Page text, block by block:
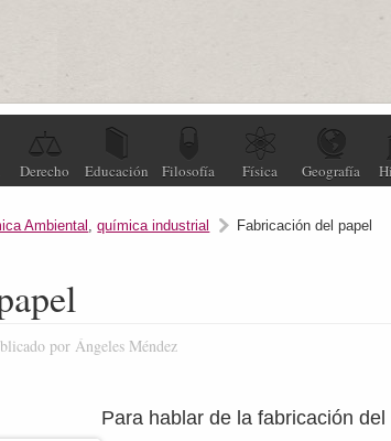
Derecho Educación Filosofía Física Geografía
Ambiental ,química industrial Fabricación del papel
por Ángeles Méndez
Para hablar de la fabricación